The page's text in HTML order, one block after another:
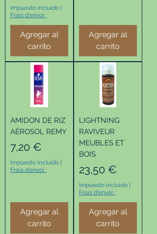
Impuesto incluido
Frais d'envoi :
Agregar al
carrito
Agregar al
carrito
AMIDON DE RIZ
AÉROSOL REMY
Precio
7,20 €
Impuesto incluido
Frais d'envoi :
Agregar al
carrito
LIGHTNING
RAVIVEUR
MEUBLES ET
BOIS
Precio
23,50 €
Impuesto incluido
Frais d'envoi :
Agregar al
carrito